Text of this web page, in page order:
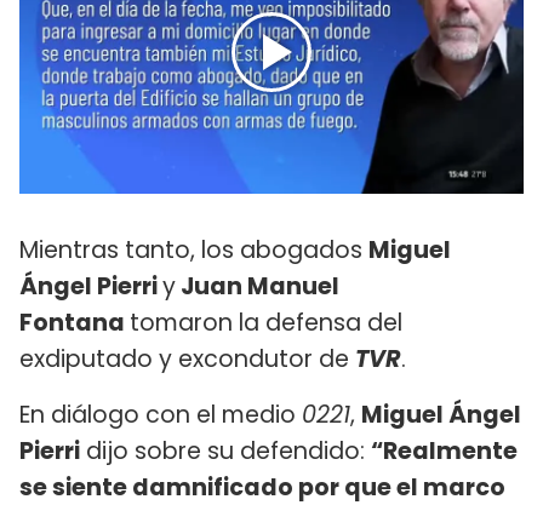
Mientras tanto, los abogados Miguel
Ángel PierriyJuan Manuel
Fontana tomaron la defensa del
exdiputado y excondutor de TVR.
En diálogo con el medio 0221, Miguel Ángel
Pierri dijo sobre su defendido: “Realmente
se siente damnificado por que el marco